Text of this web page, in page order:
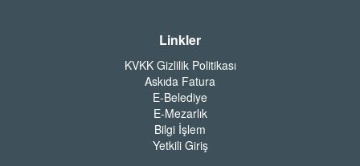
Linkler
KVKK Gizlilik Politikası
Askıda Fatura
E-Belediye
E-Mezarlık
Bilgi İşlem
Yetkili Giriş